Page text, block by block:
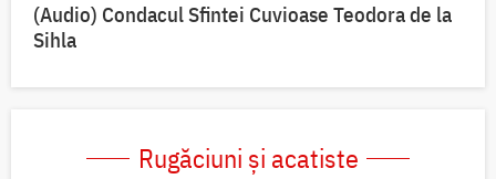
(Audio) Condacul Sfintei Cuvioase Teodora de la
Sihla
Rugăciuni și acatiste